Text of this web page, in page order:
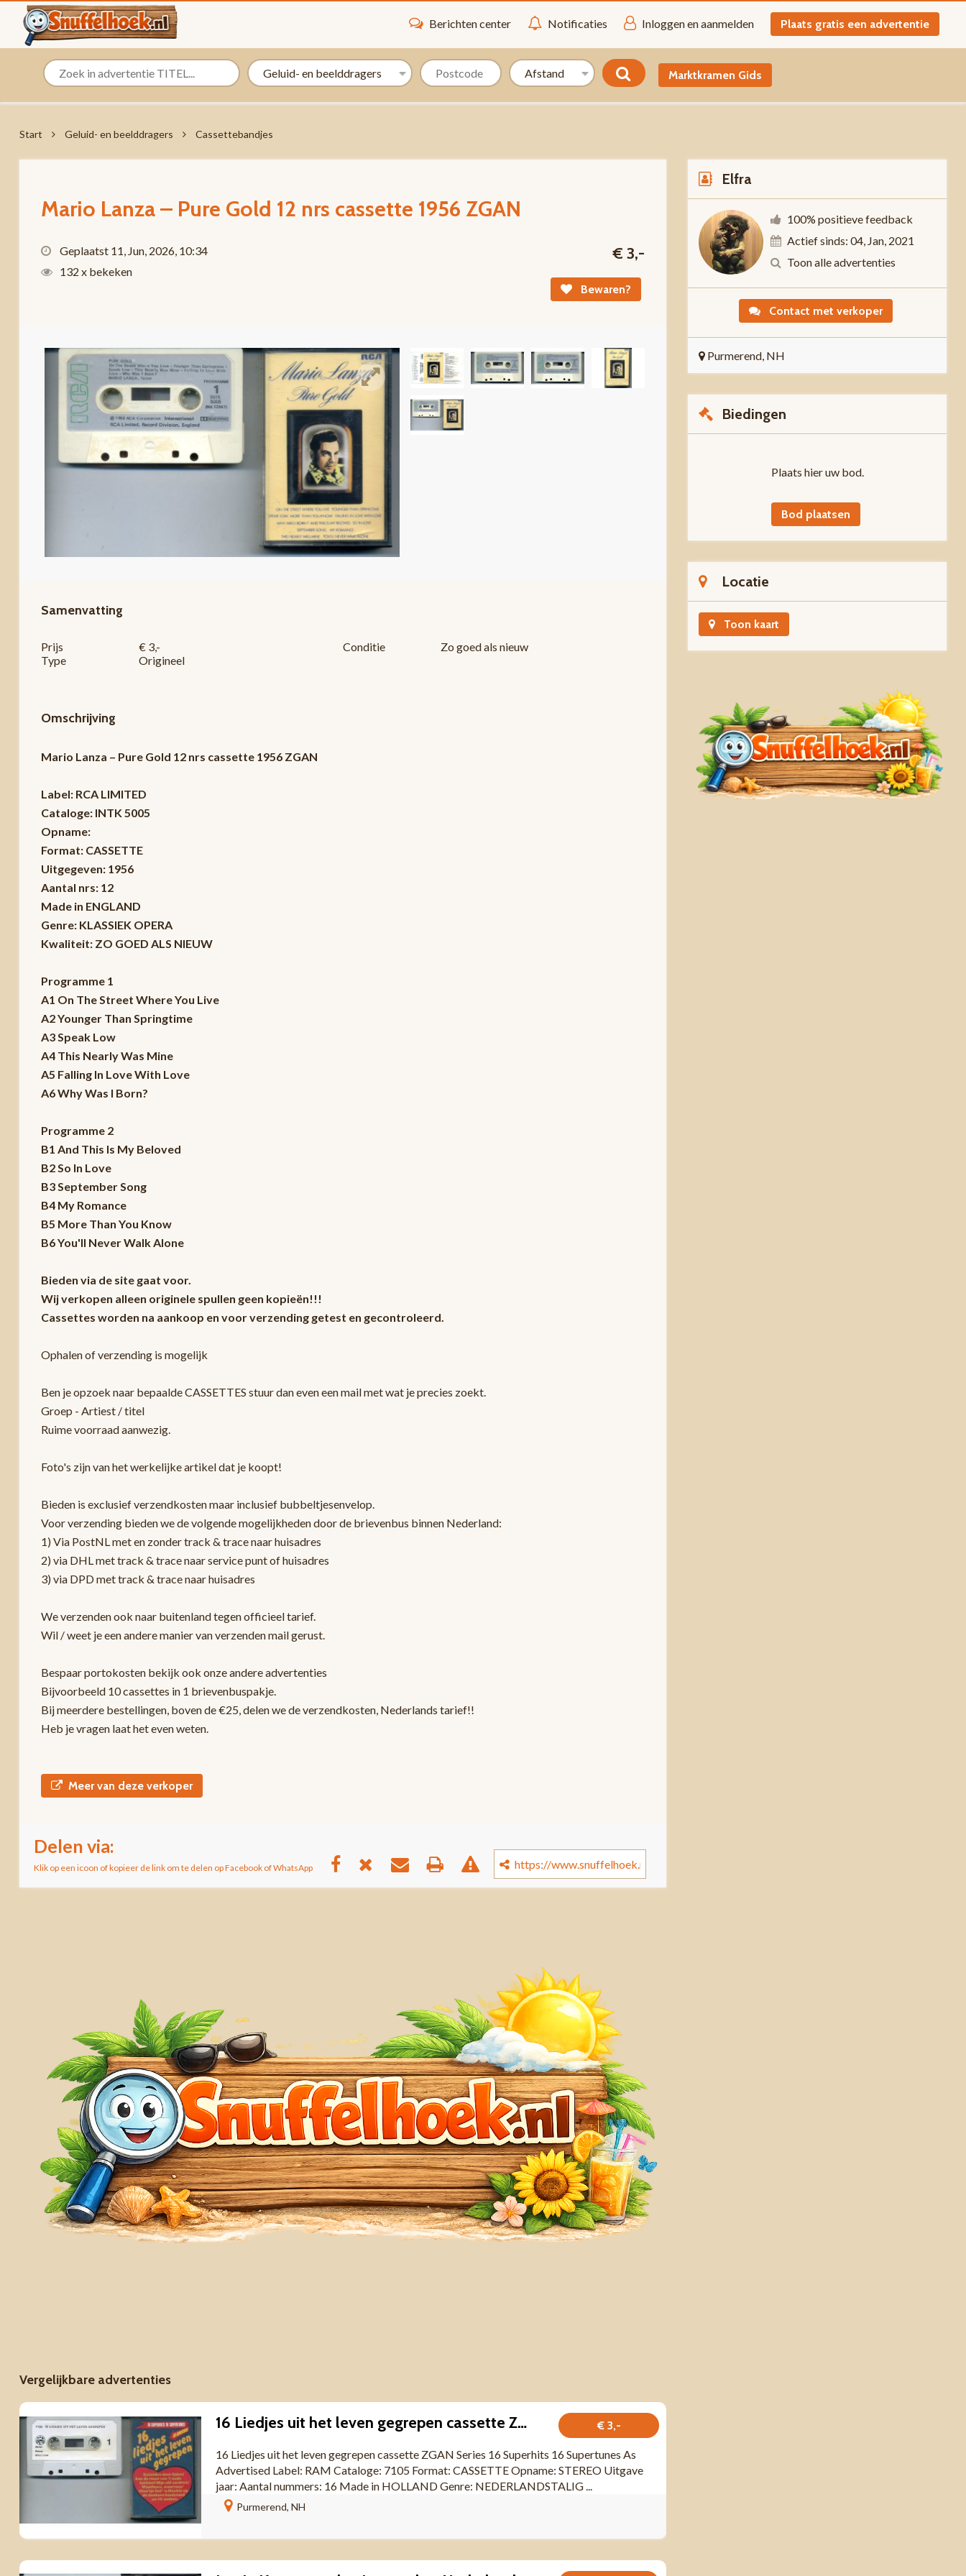
Berichten center Notificaties Inloggen en aanmelden Plaats gratis een advertentie
Marktkramen Gids
Start Geluid- en beelddragers Cassettebandjes
Mario Lanza – Pure Gold 12 nrs cassette 1956 ZGAN
Geplaatst 11, Jun, 2026, 10:34
132 x bekeken
€ 3,-
Bewaren?
Samenvatting
Prijs € 3,- Conditie
Zo goed als nieuw
Type
Origineel
Omschrijving
Mario Lanza – Pure Gold 12 nrs cassette 1956 ZGAN
Label: RCA LIMITED
Cataloge: INTK 5005
Opname:
Format: CASSETTE
Uitgegeven: 1956
Aantal nrs: 12
Made in ENGLAND
Genre: KLASSIEK OPERA
Kwaliteit: ZO GOED ALS NIEUW
Programme 1
A1 On The Street Where You Live
A2 Younger Than Springtime
A3 Speak Low
A4 This Nearly Was Mine
A5 Falling In Love With Love
A6 Why Was I Born?
Programme 2
B1 And This Is My Beloved
B2 So In Love
B3 September Song
B4 My Romance
B5 More Than You Know
B6 You'll Never Walk Alone
Bieden via de site gaat voor.
Wij verkopen alleen originele spullen geen kopieën!!!
Cassettes worden na aankoop en voor verzending getest en gecontroleerd.
Ophalen of verzending is mogelijk
Ben je opzoek naar bepaalde CASSETTES stuur dan even een mail met wat je precies zoekt.
Groep - Artiest / titel
Ruime voorraad aanwezig.
Foto's zijn van het werkelijke artikel dat je koopt!
Bieden is exclusief verzendkosten maar inclusief bubbeltjesenvelop.
Voor verzending bieden we de volgende mogelijkheden door de brievenbus binnen Nederland:
1) Via PostNL met en zonder track & trace naar huisadres
2) via DHL met track & trace naar service punt of huisadres
3) via DPD met track & trace naar huisadres
We verzenden ook naar buitenland tegen officieel tarief.
Wil / weet je een andere manier van verzenden mail gerust.
Bespaar portokosten bekijk ook onze andere advertenties
Bijvoorbeeld 10 cassettes in 1 brievenbuspakje.
Bij meerdere bestellingen, boven de €25, delen we de verzendkosten, Nederlands tarief!!
Heb je vragen laat het even weten.
Meer van deze verkoper
Delen via:
Klik op een icoon of kopieer de link om te delen op Facebook of WhatsApp
Elfra
100% positieve feedback
Actief sinds: 04, Jan, 2021
Toon alle advertenties
Contact met verkoper
Purmerend, NH
Biedingen
Plaats hier uw bod.
Bod plaatsen
Locatie
Toon kaart
Vergelijkbare advertenties
€ 3,-
16 Liedjes uit het leven gegrepen cassette ZGAN
16 Liedjes uit het leven gegrepen cassette ZGAN Series 16 Superhits 16 Supertunes As
Advertised Label: RAM Cataloge: 7105 Format: CASSETTE Opname: STEREO Uitgave
jaar: Aantal nummers: 16 Made in HOLLAND Genre: NEDERLANDSTALIG ...
Purmerend, NH